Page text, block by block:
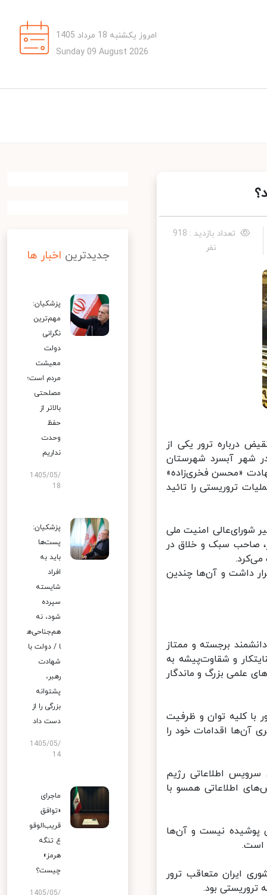
امروز یکشنبه 18 مرداد 1405
Sunday 09 August 2026
تعداد بازدید : 918
نفر
ترور یکی از
شهر آبسرد شهرستان
«محسن فخری‌زاده»
تروریستی را تائید
امنیت ملی
صاحب سبک و خلاق در
داشت و آن‌ها چندین
برجسته و ممتاز
و شقاوت‌پیشه به
علمی بزرگ و ماندگار
کلیه توان و ظرفیت
اقدامات خود را
اطلاعاتی رژیم
اطلاعاتی همسو با
پوشیده نیست و آن‌ها
ایران متعاقب ترور
بود.
جدیدترین اخبار ها
پزشکیان:
مهم‌ترین
نگرانی
دولت
معیشت
مردم است؛
مصلحتی
بالاتر از
حفظ
وحدت
نداریم
1405/05/
18
پزشکیان:
پست‌ها
باید به
افراد
شایسته
سپرده
شود، نه
هم‌جناحی‌ه
ا / دولت با
شهادت
رهبر،
پشتوانه
بزرگی را از
دست داد
1405/05/
14
ماجرای
«توافق
قریب‌الوقو
ع تنگه
هرمز»
چیست؟